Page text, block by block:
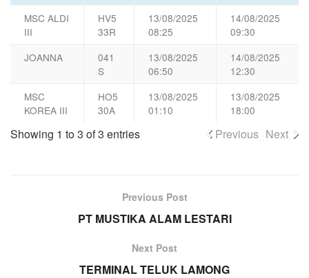
MSC ALDI
III
HV5
33R
13/08/2025
08:25
14/08/2025
09:30
JOANNA
041
S
13/08/2025
06:50
14/08/2025
12:30
MSC
KOREA III
HO5
30A
13/08/2025
01:10
13/08/2025
18:00
Showing 1 to 3 of 3 entries Previous Next
Previous Post
PT MUSTIKA ALAM LESTARI
Next Post
TERMINAL TELUK LAMONG